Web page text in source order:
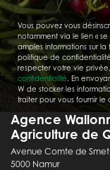
Vous pouvez vous
notamment via le lien « se
amples informations sur
politique de
respecter votre vie
confidentialité. En
W de stocker les
traiter pour vous fournir
Agence
Agriculture de
Avenue Comte de
5000 Namur